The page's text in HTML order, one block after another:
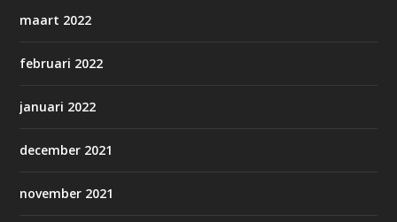
maart 2022
februari 2022
januari 2022
december 2021
november 2021